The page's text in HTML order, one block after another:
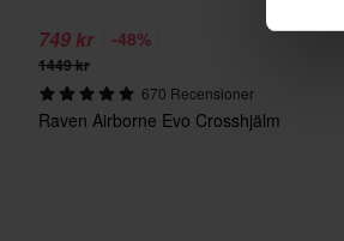
749 kr -48%
1449 kr
670 Recensioner
Raven Airborne Evo Crosshjälm